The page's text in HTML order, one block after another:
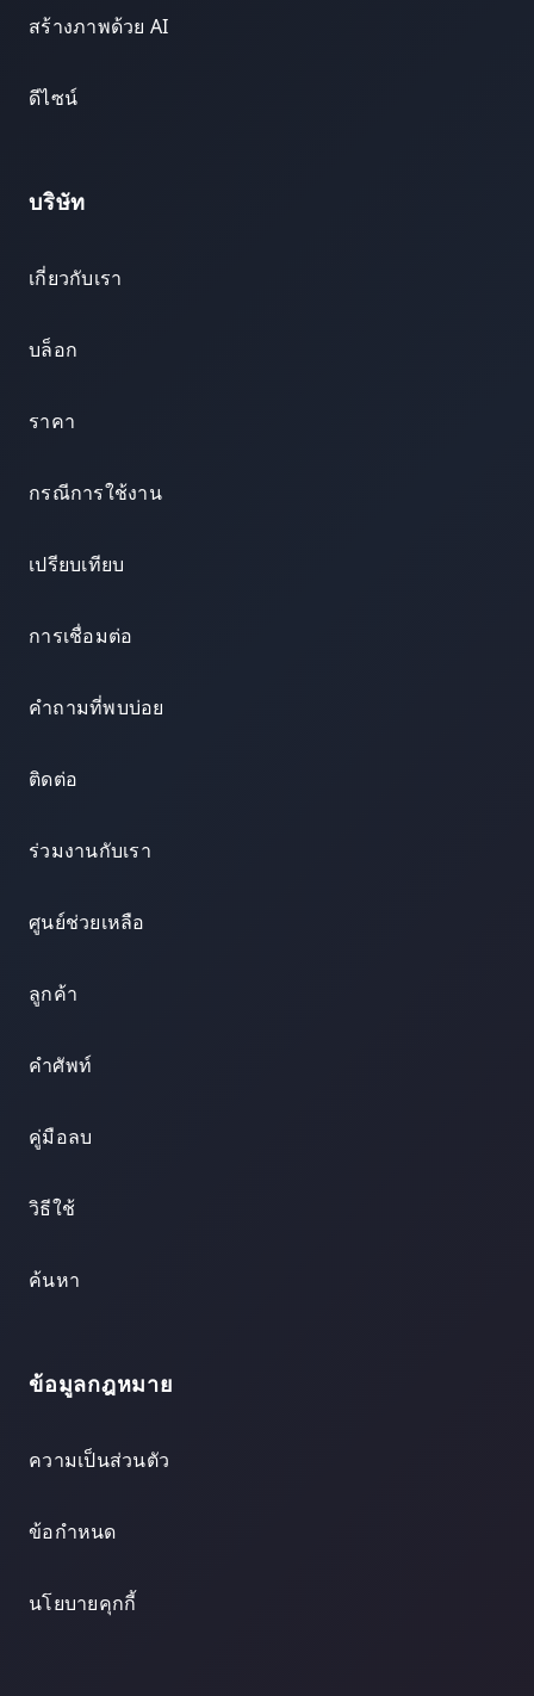
สร้างภาพด้วย AI
ดีไซน์
บริษัท
เกี่ยวกับเรา
บล็อก
ราคา
กรณีการใช้งาน
เปรียบเทียบ
การเชื่อมต่อ
คำถามที่พบบ่อย
ติดต่อ
ร่วมงานกับเรา
ศูนย์ช่วยเหลือ
ลูกค้า
คำศัพท์
คู่มือลบ
วิธีใช้
ค้นหา
ข้อมูลกฎหมาย
ความเป็นส่วนตัว
ข้อกำหนด
นโยบายคุกกี้